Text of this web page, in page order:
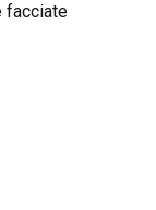
facciate